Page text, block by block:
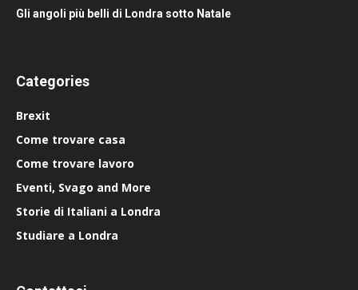
Gli angoli più belli di Londra sotto Natale
Categories
Brexit
Come trovare casa
Come trovare lavoro
Eventi, Svago and More
Storie di Italiani a Londra
Studiare a Londra